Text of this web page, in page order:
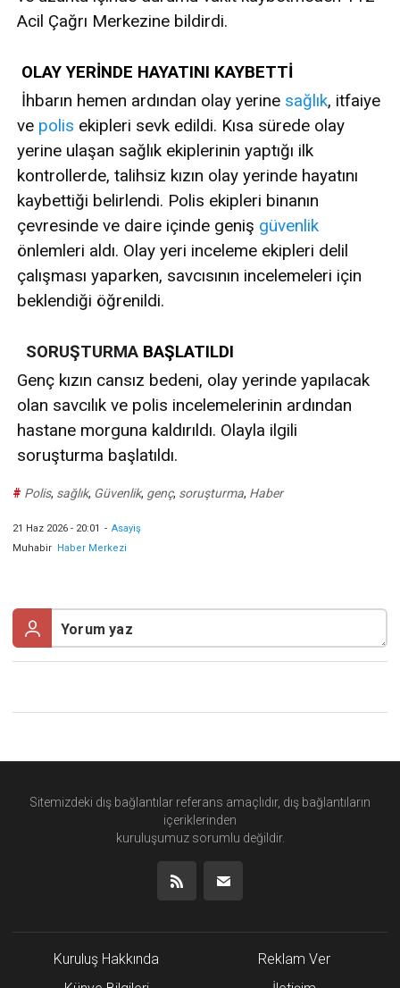
Acil Çağrı Merkezine bildirdi.
OLAY YERİNDE HAYATINI KAYBETTİ
İhbarın hemen ardından olay yerine sağlık, itfaiye
ve polis ekipleri sevk edildi. Kısa sürede olay
yerine ulaşan sağlık ekiplerinin yaptığı ilk
kontrollerde, talihsiz kızın olay yerinde hayatını
kaybettiği belirlendi. Polis ekipleri binanın
çevresinde ve daire içinde geniş güvenlik
önlemleri aldı. Olay yeri inceleme ekipleri delil
çalışması yaparken, savcısının incelemeleri için
beklendiği öğrenildi.
SORUŞTURMA BAŞLATILDI
Genç kızın cansız bedeni, olay yerinde yapılacak
olan savcılık ve polis incelemelerinin ardından
hastane morguna kaldırıldı. Olayla ilgili
soruşturma başlatıldı.
# Polis, sağlık, Güvenlik, genç, soruşturma, Haber
21 Haz 2026 - 20:01 - Asayiş
Muhabir
Haber Merkezi
Sitemizdeki dış bağlantılar referans amaçlıdır, dış bağlantıların
içeriklerinden
kuruluşumuz sorumlu değildir.
Kuruluş Hakkında
Reklam Ver